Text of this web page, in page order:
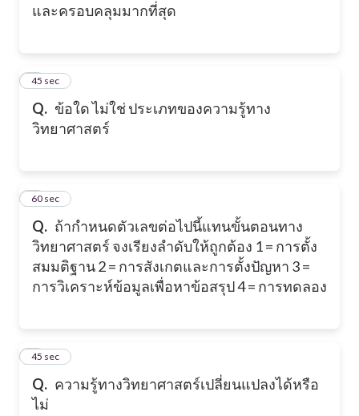
และครอบคลุมมากที่สุด
Q. ข้อใด ไม่ใช่ ประเภทของความรู้ทาง
วิทยาศาสตร์
2
45 sec
Q. ถ้ากำหนดตัวเลขต่อไปนี้แทนขั้นตอนทาง
วิทยาศาสตร์ จงเรียงลำดับให้ถูกต้อง 1 = การตั้ง
สมมติฐาน 2 = การสังเกตและการตั้งปัญหา 3 =
การวิเคราะห์ข้อมูลเพื่อหาข้อสรุป 4 = การทดลอง
360 sec
Q. ความรู้ทางวิทยาศาสตร์เปลี่ยนแปลงได้หรือ
ไม่
4
45 sec